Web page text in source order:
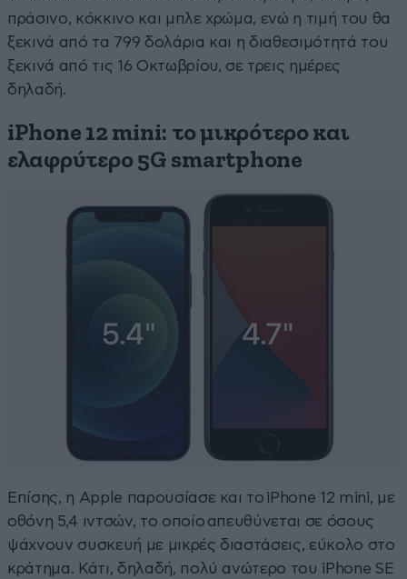
πράσινο, κόκκινο και μπλε χρώμα, ενώ η τιμή του θα
ξεκινά από τα 799 δολάρια και η διαθεσιμότητά του
ξεκινά από τις 16 Οκτωβρίου, σε τρεις ημέρες
δηλαδή.
iPhone 12 mini: το μικρότερο και
ελαφρύτερο 5G smartphone
Επίσης, η Apple παρουσίασε και το iPhone 12 mini, με
οθόνη 5,4 ιντσών, το οποίο απευθύνεται σε όσους
ψάχνουν συσκευή με μικρές διαστάσεις, εύκολο στο
κράτημα. Κάτι, δηλαδή, πολύ ανώτερο του iPhone SE